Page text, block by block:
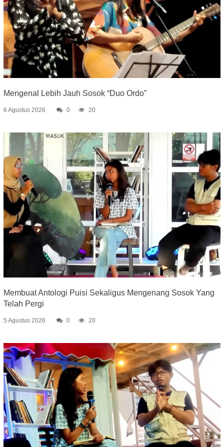
Mengenal Lebih Jauh Sosok “Duo Ordo”
6 Agustus 2026 0 20
Membuat Antologi Puisi Sekaligus Mengenang Sosok Yang
Telah Pergi
5 Agustus 2026 0 20